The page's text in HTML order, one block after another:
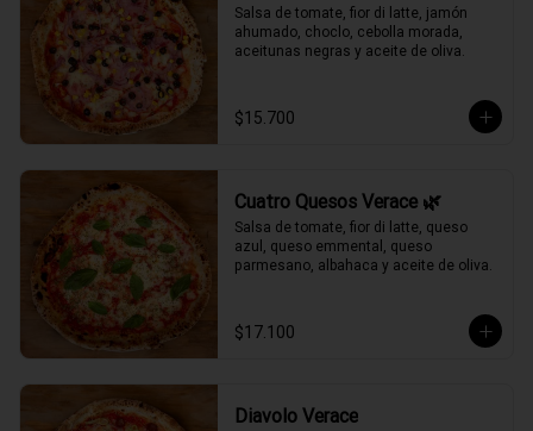
Salsa de tomate, fior di latte, jamón
ahumado, choclo, cebolla morada,
aceitunas negras y aceite de oliva.
$15.700
Cuatro Quesos Verace 🌿
Salsa de tomate, fior di latte, queso
azul, queso emmental, queso
parmesano, albahaca y aceite de oliva.
$17.100
Diavolo Verace